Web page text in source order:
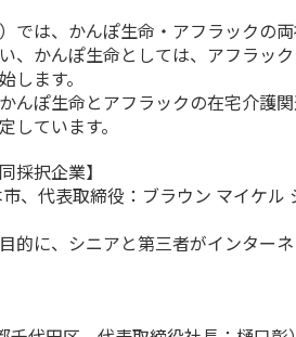
では、かんぽ生命・アフラックの
、かんぽ生命としては、アフラッ
します。
んぽ生命とアフラックの在宅介護
しています。
採択企業】
市、代表取締役：ブラウン マイケル
的に、シニアと第三者がインター